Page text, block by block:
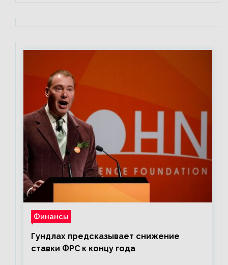
Финансы
Гундлах предсказывает снижение
ставки ФРС к концу года